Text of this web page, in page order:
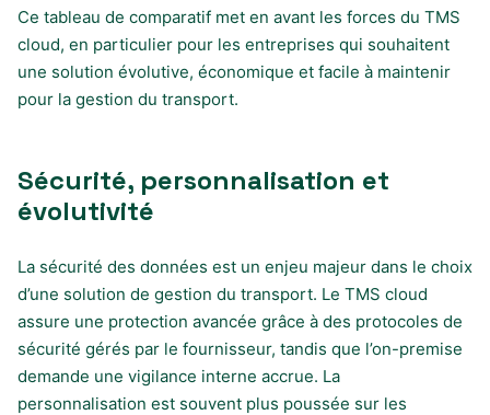
Ce tableau de comparatif met en avant les forces du TMS
cloud, en particulier pour les entreprises qui souhaitent
une solution évolutive, économique et facile à maintenir
pour la gestion du transport.
Sécurité, personnalisation et
évolutivité
La sécurité des données est un enjeu majeur dans le choix
d’une solution de gestion du transport. Le TMS cloud
assure une protection avancée grâce à des protocoles de
sécurité gérés par le fournisseur, tandis que l’on-premise
demande une vigilance interne accrue. La
personnalisation est souvent plus poussée sur les